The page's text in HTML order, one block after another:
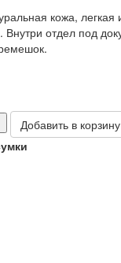
кожа,
отдел под